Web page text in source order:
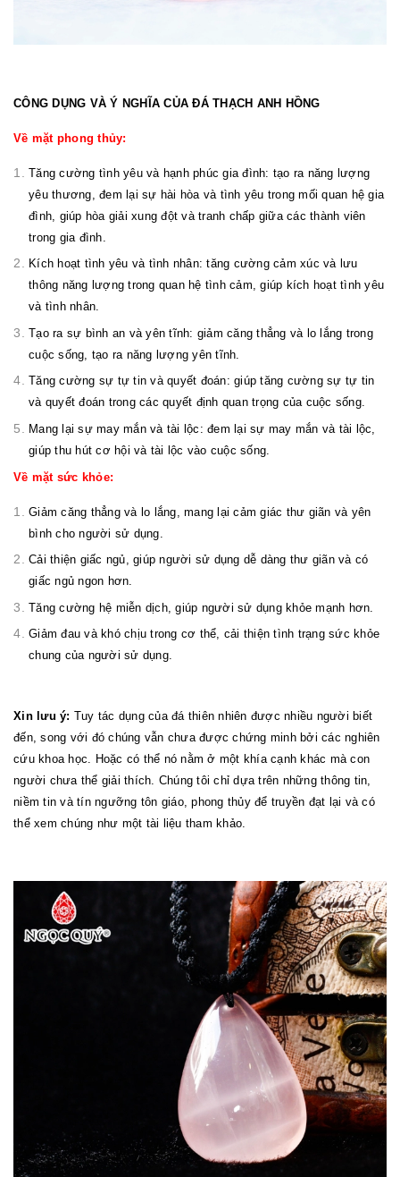
CÔNG DỤNG VÀ Ý NGHĨA CỦA ĐÁ THẠCH ANH HỒNG
Về mặt phong thủy:
Tăng cường tình yêu và hạnh phúc gia đình: tạo ra năng lượng
yêu thương, đem lại sự hài hòa và tình yêu trong mối quan hệ gia
đình, giúp hòa giải xung đột và tranh chấp giữa các thành viên
trong gia đình.
Kích hoạt tình yêu và tình nhân: tăng cường cảm xúc và lưu
thông năng lượng trong quan hệ tình cảm, giúp kích hoạt tình yêu
và tình nhân.
Tạo ra sự bình an và yên tĩnh: giảm căng thẳng và lo lắng trong
cuộc sống, tạo ra năng lượng yên tĩnh.
Tăng cường sự tự tin và quyết đoán: giúp tăng cường sự tự tin
và quyết đoán trong các quyết định quan trọng của cuộc sống.
Mang lại sự may mắn và tài lộc: đem lại sự may mắn và tài lộc,
giúp thu hút cơ hội và tài lộc vào cuộc sống.
Về mặt sức khỏe:
Giảm căng thẳng và lo lắng, mang lại cảm giác thư giãn và yên
bình cho người sử dụng.
Cải thiện giấc ngủ, giúp người sử dụng dễ dàng thư giãn và có
giấc ngủ ngon hơn.
Tăng cường hệ miễn dịch, giúp người sử dụng khỏe mạnh hơn.
Giảm đau và khó chịu trong cơ thể, cải thiện tình trạng sức khỏe
chung của người sử dụng.
Xin lưu ý: Tuy tác dụng của đá thiên nhiên được nhiều người biết
đến, song với đó chúng vẫn chưa được chứng minh bởi các nghiên
cứu khoa học. Hoặc có thể nó nằm ở một khía cạnh khác mà con
người chưa thể giải thích. Chúng tôi chỉ dựa trên những thông tin,
niềm tin và tín ngưỡng tôn giáo, phong thủy để truyền đạt lại và có
thể xem chúng như một tài liệu tham khảo.